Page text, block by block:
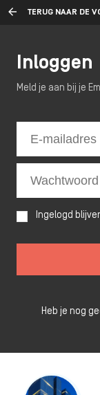
TERUG NAAR DE
Inloggen
Meld je aan bij je
Ingelogd
Heb je nog